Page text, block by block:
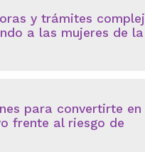
y trámites
a las mujeres de la
para convertirte en
frente al riesgo de